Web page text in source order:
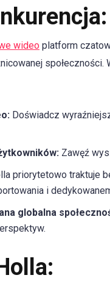
wideo platform
społeczności.
Doświadcz
Zawęź
priorytetowo traktuje
i
globalna